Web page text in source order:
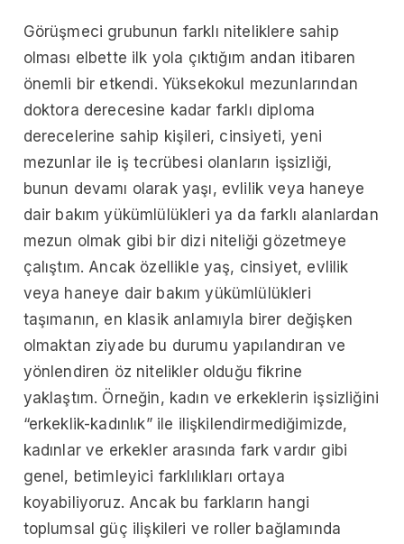
Görüşmeci grubunun farklı niteliklere sahip
olması elbette ilk yola çıktığım andan itibaren
önemli bir etkendi. Yüksekokul mezunlarından
doktora derecesine kadar farklı diploma
derecelerine sahip kişileri, cinsiyeti, yeni
mezunlar ile iş tecrübesi olanların işsizliği,
bunun devamı olarak yaşı, evlilik veya haneye
dair bakım yükümlülükleri ya da farklı alanlardan
mezun olmak gibi bir dizi niteliği gözetmeye
çalıştım. Ancak özellikle yaş, cinsiyet, evlilik
veya haneye dair bakım yükümlülükleri
taşımanın, en klasik anlamıyla birer değişken
olmaktan ziyade bu durumu yapılandıran ve
yönlendiren öz nitelikler olduğu fikrine
yaklaştım. Örneğin, kadın ve erkeklerin işsizliğini
“erkeklik-kadınlık” ile ilişkilendirmediğimizde,
kadınlar ve erkekler arasında fark vardır gibi
genel, betimleyici farklılıkları ortaya
koyabiliyoruz. Ancak bu farkların hangi
toplumsal güç ilişkileri ve roller bağlamında